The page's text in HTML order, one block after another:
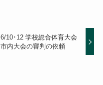
6/10･12 学校総合体育大会
市内大会の審判の依頼